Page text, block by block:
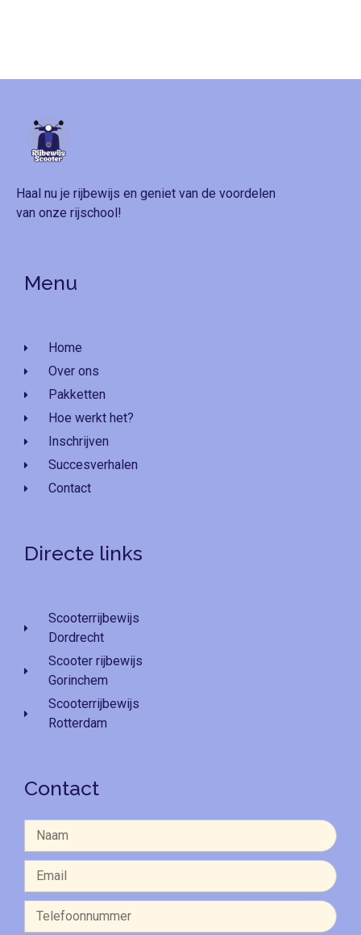
Haal nu je rijbewijs en geniet van de voordelen
van onze rijschool!
Menu
Home
Over ons
Pakketten
Hoe werkt het?
Inschrijven
Succesverhalen
Contact
Directe links
Scooterrijbewijs
Dordrecht
Scooter rijbewijs
Gorinchem
Scooterrijbewijs
Rotterdam
Contact